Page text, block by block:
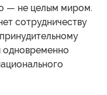
— не целым миром.
сотрудничеству
одновременно